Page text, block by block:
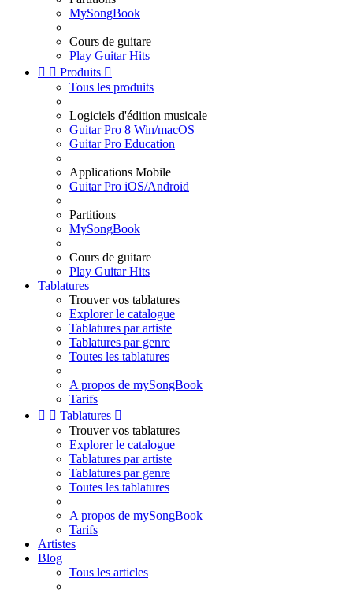
MySongBook
Cours de guitare
Play Guitar Hits
  Produits 
Tous les produits
Logiciels d'édition musicale
Guitar Pro 8 Win/macOS
Guitar Pro Education
Applications Mobile
Guitar Pro iOS/Android
Partitions
MySongBook
Cours de guitare
Play Guitar Hits
Tablatures
Trouver vos tablatures
Explorer le catalogue
Tablatures par artiste
Tablatures par genre
Toutes les tablatures
A propos de mySongBook
Tarifs
  Tablatures 
Trouver vos tablatures
Explorer le catalogue
Tablatures par artiste
Tablatures par genre
Toutes les tablatures
A propos de mySongBook
Tarifs
Artistes
Blog
Tous les articles